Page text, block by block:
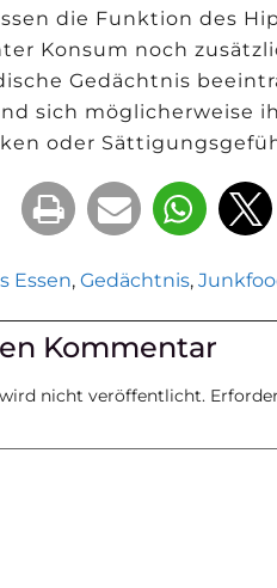
die Funktion des
Konsum noch
Gedächtnis
sich möglicherweise
oder
Essen,Gedächtnis,
Kommentar
nicht veröffentlicht.